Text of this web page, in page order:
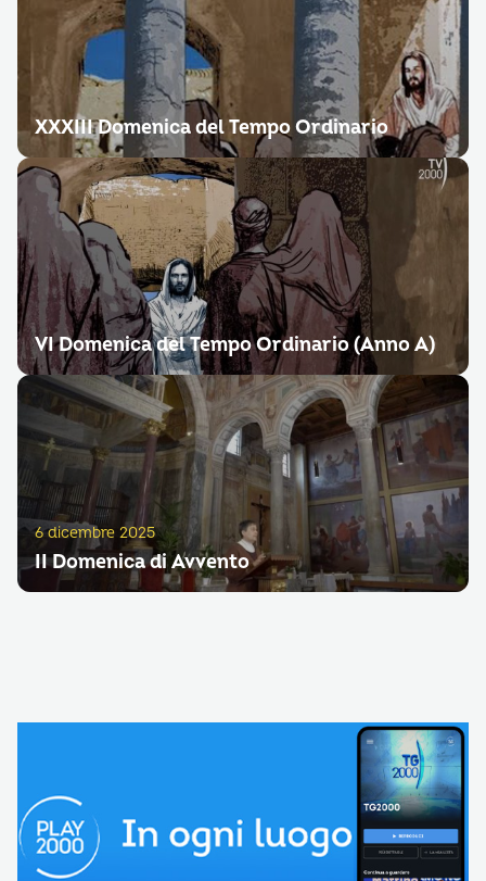
XXXIII Domenica del Tempo Ordinario
VI Domenica del Tempo Ordinario (Anno A)
6 dicembre 2025
II Domenica di Avvento